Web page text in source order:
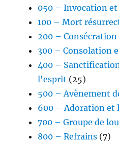
050 – Invocation
100 – Mort
200 –
300 – Consolation
400 –
l'esprit (25)
500 – Avènement
600 – Adoration et
700 – Groupe de
800 – Refrains (7)